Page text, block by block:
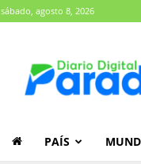
sábado, agosto 8, 2026
PAÍS